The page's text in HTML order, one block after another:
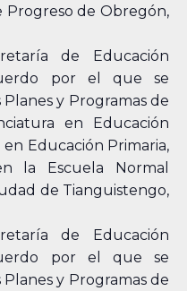
Progreso de Obregón,
de Educación
por el que se
y Programas de
en Educación
Educación Primaria,
la Escuela Normal
de Tianguistengo,
de Educación
por el que se
y Programas de